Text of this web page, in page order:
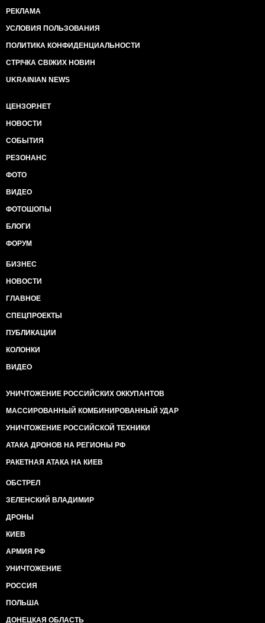
РЕКЛАМА
УСЛОВИЯ ПОЛЬЗОВАНИЯ
ПОЛИТИКА КОНФИДЕНЦИАЛЬНОСТИ
СТРІЧКА СВІЖИХ НОВИН
UKRAINIAN NEWS
ЦЕНЗОР.НЕТ
НОВОСТИ
СОБЫТИЯ
РЕЗОНАНС
ФОТО
ВИДЕО
ФОТОШОПЫ
БЛОГИ
ФОРУМ
БИЗНЕС
НОВОСТИ
ГЛАВНОЕ
СПЕЦПРОЕКТЫ
ПУБЛИКАЦИИ
КОЛОНКИ
ВИДЕО
УНИЧТОЖЕНИЕ РОССИЙСКИХ ОККУПАНТОВ
МАССИРОВАННЫЙ КОМБИНИРОВАННЫЙ УДАР
УНИЧТОЖЕНИЕ РОССИЙСКОЙ ТЕХНИКИ
АТАКА ДРОНОВ НА РЕГИОНЫ РФ
РАКЕТНАЯ АТАКА НА КИЕВ
ОБСТРЕЛ
ЗЕЛЕНСКИЙ ВЛАДИМИР
ДРОНЫ
КИЕВ
АРМИЯ РФ
УНИЧТОЖЕНИЕ
РОССИЯ
ПОЛЬША
ДОНЕЦКАЯ ОБЛАСТЬ